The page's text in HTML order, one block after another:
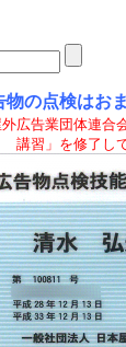
物の点検はお
広告業団体連合
講習」を修了し